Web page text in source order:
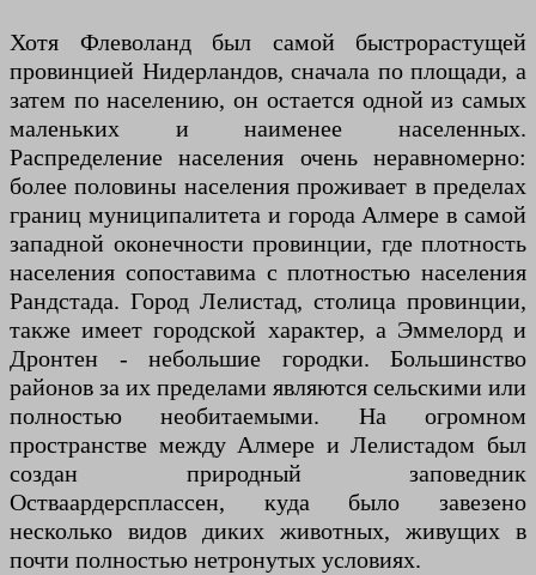
Хотя Флеволанд был самой быстрорастущей
провинцией Нидерландов, сначала по площади, а
затем по населению, он остается одной из самых
маленьких и наименее населенных.
Распределение населения очень неравномерно:
более половины населения проживает в пределах
границ муниципалитета и города Алмере в самой
западной оконечности провинции, где плотность
населения сопоставима с плотностью населения
Рандстада. Город Лелистад, столица провинции,
также имеет городской характер, а Эммелорд и
Дронтен - небольшие городки. Большинство
районов за их пределами являются сельскими или
полностью необитаемыми. На огромном
пространстве между Алмере и Лелистадом был
создан природный заповедник
Остваардерсплассен, куда было завезено
несколько видов диких животных, живущих в
почти полностью нетронутых условиях.